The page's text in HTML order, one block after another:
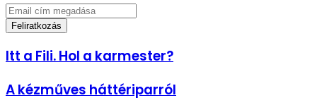
Email
cím
megadása
Itt
a
Hol
Itt a Fili. Hol a karmester?
A
kézműves
A kézműves háttériparról